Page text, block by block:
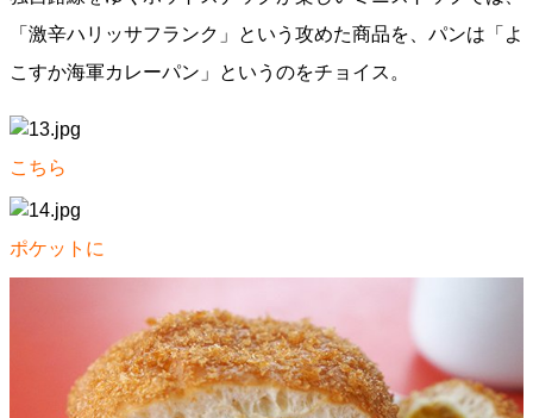
「激辛ハリッサフランク」という攻めた商品を、パンは「よ
こすか海軍カレーパン」というのをチョイス。
こちら
ポケットに